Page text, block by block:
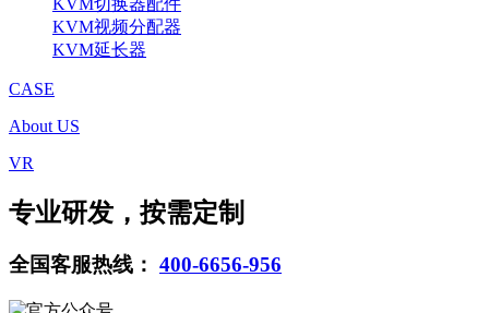
KVM视频分配器
KVM延长器
CASE
About US
VR
专业研发，按需定制
全国客服热线： 400-6656-956